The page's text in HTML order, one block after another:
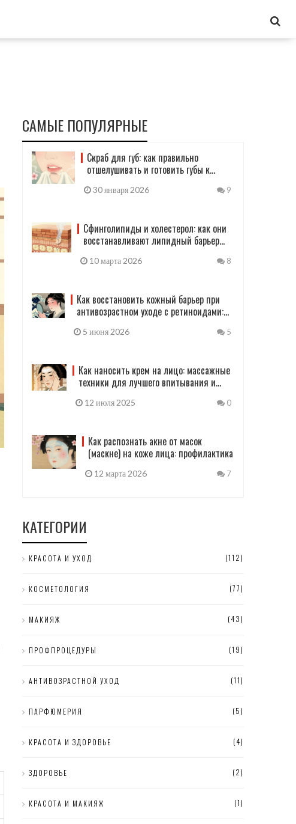
САМЫЕ ПОПУЛЯРНЫЕ
Скраб для губ: как правильно
отшелушивать и готовить губы к
30 января 2026 9
Сфинголипиды и холестерол: как они
восстанавливают липидный барьер
10 марта 2026 8
Как восстановить кожный барьер при
антивозрастном уходе с ретиноидами:
5 июня 2026 5
Как наносить крем на лицо: массажные
техники для лучшего впитывания и
12 июля 2025 0
Как распознать акне от масок
(маскне) на коже лица: профилактика
12 марта 2026 7
КАТЕГОРИИ
КРАСОТА И УХОД (112)
КОСМЕТОЛОГИЯ (77)
МАКИЯЖ (43)
ПРОФПРОЦЕДУРЫ (19)
АНТИВОЗРАСТНОЙ УХОД (11)
ПАРФЮМЕРИЯ (5)
КРАСОТА И ЗДОРОВЬЕ (4)
ЗДОРОВЬЕ (2)
КРАСОТА И МАКИЯЖ (1)